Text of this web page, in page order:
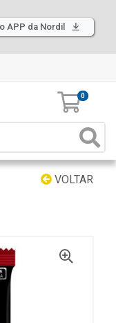
APP da Nordil
0
VOLTAR